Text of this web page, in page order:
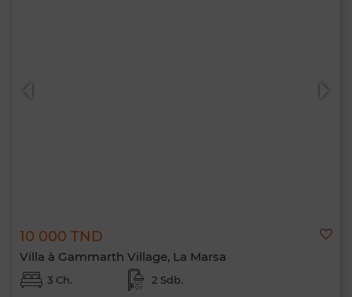
10 000 TND
Villa à Gammarth Village, La Marsa
3 Ch. 2 Sdb.